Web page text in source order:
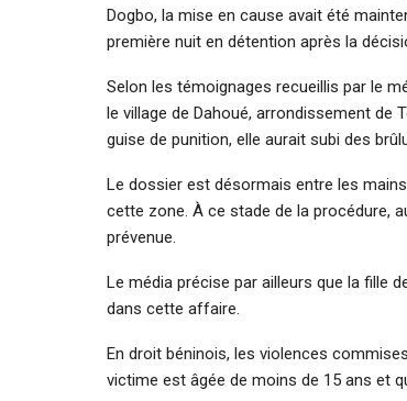
Dogbo, la mise en cause avait été
première nuit en détention après la
Selon les témoignages recueillis par le
le village de Dahoué, arrondissement de
guise de punition, elle aurait subi des
Le dossier est désormais entre les
cette zone. À ce stade de la procédure,
prévenue.
Le média précise par ailleurs que la fille
dans cette affaire.
En droit béninois, les violences
victime est âgée de moins de 15 ans et